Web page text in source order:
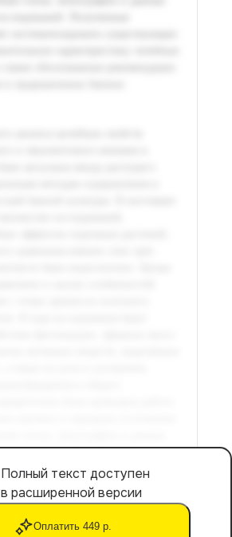
Полный текст доступен
в расширенной версии
Оплатить 449 р.